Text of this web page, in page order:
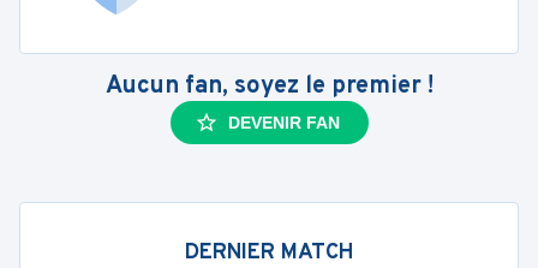
Aucun fan, soyez le premier !
DEVENIR FAN
DERNIER MATCH